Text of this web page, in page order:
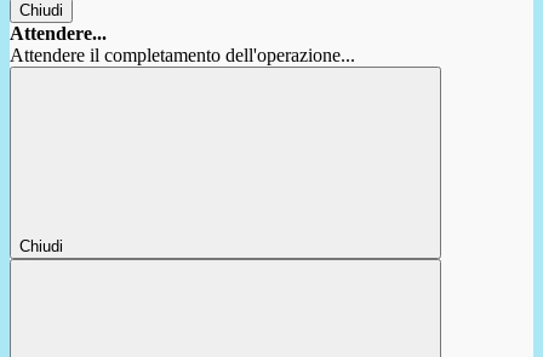
Chiudi
Attendere...
Attendere il completamento dell'operazione...
Chiudi